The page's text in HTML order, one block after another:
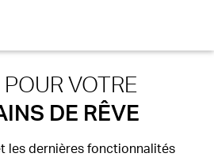
VOTRE
DE RÊVE
les dernières fonctionnalités